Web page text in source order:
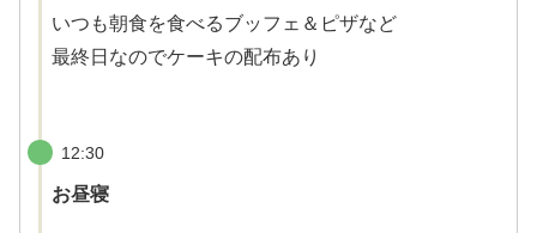
いつも朝食を食べるブッフェ＆ピザなど
最終日なのでケーキの配布あり
12:30
お昼寝